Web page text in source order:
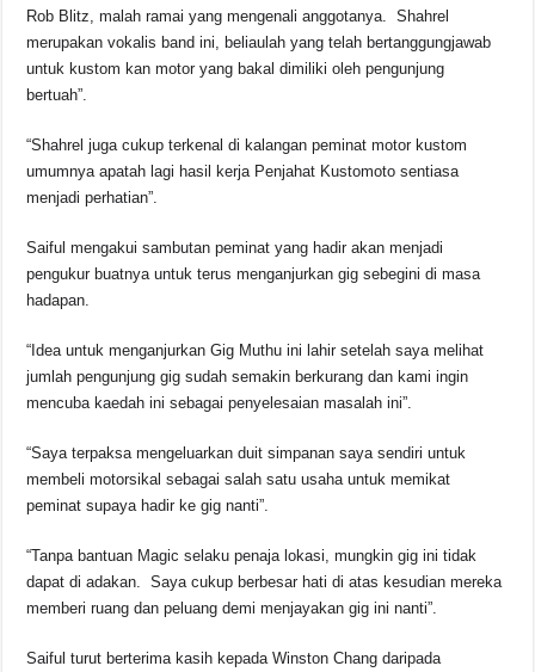
Rob Blitz, malah ramai yang mengenali anggotanya. Shahrel
merupakan vokalis band ini, beliaulah yang telah bertanggungjawab
untuk kustom kan motor yang bakal dimiliki oleh pengunjung
bertuah”.
“Shahrel juga cukup terkenal di kalangan peminat motor kustom
umumnya apatah lagi hasil kerja Penjahat Kustomoto sentiasa
menjadi perhatian”.
Saiful mengakui sambutan peminat yang hadir akan menjadi
pengukur buatnya untuk terus menganjurkan gig sebegini di masa
hadapan.
“Idea untuk menganjurkan Gig Muthu ini lahir setelah saya melihat
jumlah pengunjung gig sudah semakin berkurang dan kami ingin
mencuba kaedah ini sebagai penyelesaian masalah ini”.
“Saya terpaksa mengeluarkan duit simpanan saya sendiri untuk
membeli motorsikal sebagai salah satu usaha untuk memikat
peminat supaya hadir ke gig nanti”.
“Tanpa bantuan Magic selaku penaja lokasi, mungkin gig ini tidak
dapat di adakan. Saya cukup berbesar hati di atas kesudian mereka
memberi ruang dan peluang demi menjayakan gig ini nanti”.
Saiful turut berterima kasih kepada Winston Chang daripada